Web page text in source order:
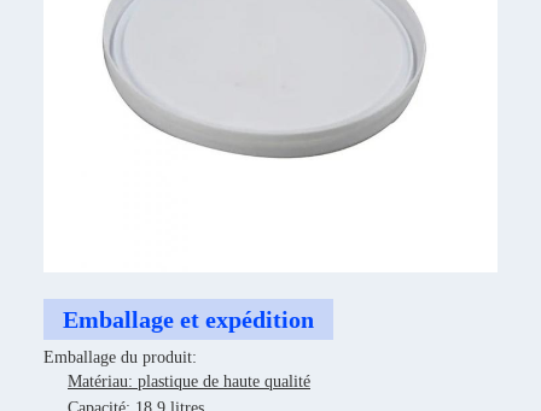
Emballage et expédition
Emballage du produit:
Matériau: plastique de haute qualité